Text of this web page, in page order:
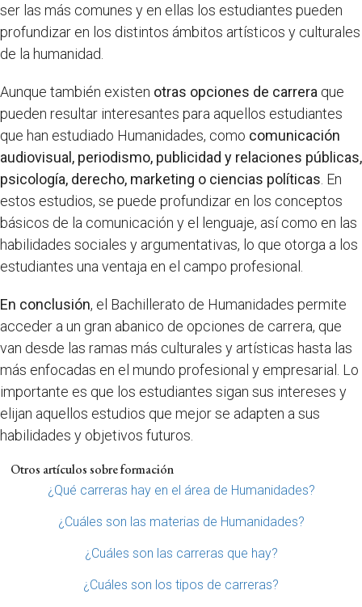
ser las más comunes y en ellas los estudiantes pueden
profundizar en los distintos ámbitos artísticos y culturales
de la humanidad.
Aunque también existen otras opciones de carrera que
pueden resultar interesantes para aquellos estudiantes
que han estudiado Humanidades, como comunicación
audiovisual, periodismo, publicidad y relaciones públicas,
psicología, derecho, marketing o ciencias políticas . En
estos estudios, se puede profundizar en los conceptos
básicos de la comunicación y el lenguaje, así como en las
habilidades sociales y argumentativas, lo que otorga a los
estudiantes una ventaja en el campo profesional.
En conclusión, el Bachillerato de Humanidades permite
acceder a un gran abanico de opciones de carrera, que
van desde las ramas más culturales y artísticas hasta las
más enfocadas en el mundo profesional y empresarial. Lo
importante es que los estudiantes sigan sus intereses y
elijan aquellos estudios que mejor se adapten a sus
habilidades y objetivos futuros.
Otros artículos sobre formación
¿Qué carreras hay en el área de Humanidades?
¿Cuáles son las materias de Humanidades?
¿Cuáles son las carreras que hay?
¿Cuáles son los tipos de carreras?